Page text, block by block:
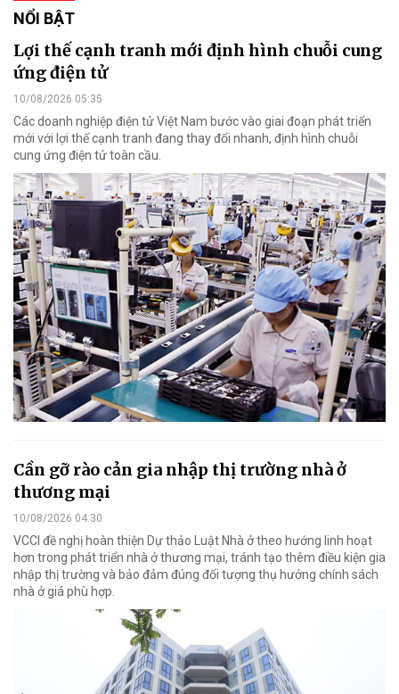
NỔI BẬT
Lợi thế cạnh tranh mới định hình chuỗi cung
ứng điện tử
10/08/2026 05:35
Các doanh nghiệp điện tử Việt Nam bước vào giai đoạn phát triển
mới với lợi thế cạnh tranh đang thay đổi nhanh, định hình chuỗi
cung ứng điện tử toàn cầu.
Cần gỡ rào cản gia nhập thị trường nhà ở
thương mại
10/08/2026 04:30
VCCI đề nghị hoàn thiện Dự thảo Luật Nhà ở theo hướng linh hoạt
hơn trong phát triển nhà ở thương mại, tránh tạo thêm điều kiện gia
nhập thị trường và bảo đảm đúng đối tượng thụ hưởng chính sách
nhà ở giá phù hợp.